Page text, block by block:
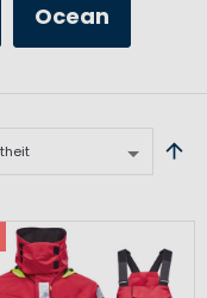
Ocean